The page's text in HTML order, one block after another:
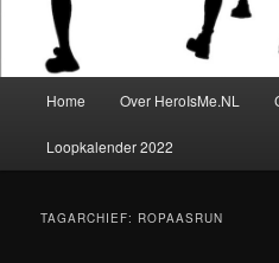
Home Over HeroIsMe.NL
Loopkalender 2022
TAGARCHIEF: ROPAASRUN